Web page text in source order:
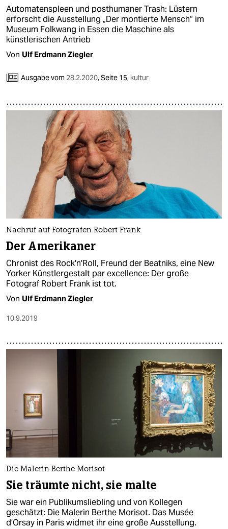
Automatenspleen und posthumaner Trash: Lüstern
erforscht die Ausstellung „Der montierte Mensch“ im
Museum Folkwang in Essen die Maschine als
künstlerischen Antrieb
Von Ulf Erdmann Ziegler
Ausgabe vom 28.2.2020,Seite 15, kultur
Nachruf auf Fotografen Robert Frank
Der Amerikaner
Chronist des Rock'n'Roll, Freund der Beatniks, eine New
Yorker Künstlergestalt par excellence: Der große
Fotograf Robert Frank ist tot.
Von Ulf Erdmann Ziegler
10.9.2019
Die Malerin Berthe Morisot
Sie träumte nicht, sie malte
Sie war ein Publikumsliebling und von Kollegen
geschätzt: Die Malerin Berthe Morisot. Das Musée
d’Orsay in Paris widmet ihr eine große Ausstellung.